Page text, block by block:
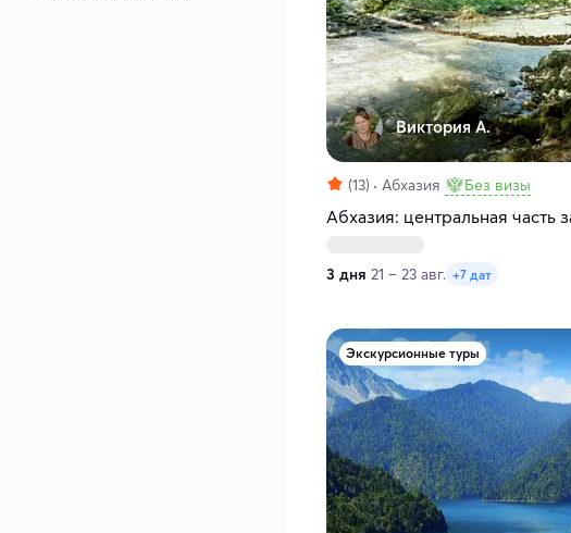
Виктория А.
(13) Абхазия Без визы
Абхазия: центральная часть
3 дня 21 – 23 авг. +7 дат
Экскурсионные туры